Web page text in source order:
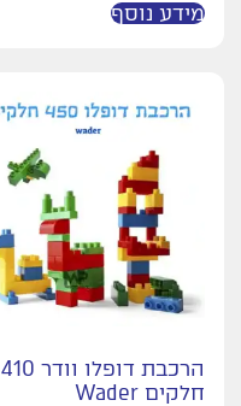
מידע נוסף
הרכבת דופלו וודר 410
חלקים Wader